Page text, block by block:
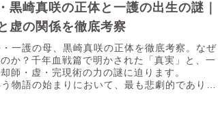
黒崎真咲の正体と一護の出生の謎｜
虚の関係を徹底考察
一護の母、黒崎真咲の正体を徹底考察。なぜ
か？千年血戦篇で明かされた「真実」と、一
師・虚・完現術の力の謎に迫ります。
物語の始まりにおいて、最も悲劇的であり、